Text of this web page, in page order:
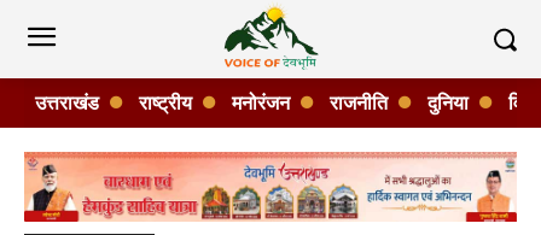
उत्तराखंड राष्ट्रीय मनोरंजन राजनीति दुनिया